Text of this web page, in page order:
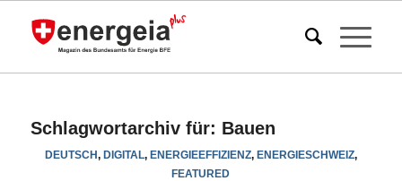
Schlagwortarchiv für: Bauen
DEUTSCH, DIGITAL, ENERGIEEFFIZIENZ, ENERGIESCHWEIZ,
FEATURED